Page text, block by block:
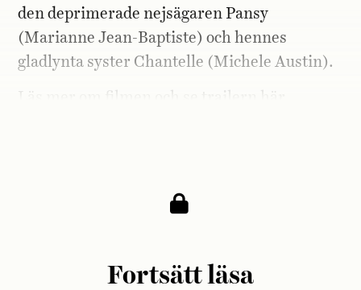
den deprimerade nejsägaren Pansy
(Marianne Jean-Baptiste) och hennes
gladlynta syster Chantelle (Michele Austin).
Fortsätt läsa